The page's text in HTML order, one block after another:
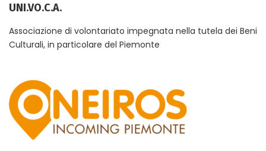
UNI.VO.C.A.
Associazione di volontariato impegnata nella tutela dei Beni
Culturali, in particolare del Piemonte